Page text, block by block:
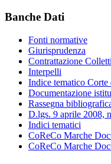
Banche Dati
Fonti normative
Giurisprudenza
Contrattazione
Interpelli
Indice tematico
Documentazione
Rassegna
D.lgs. 9 aprile 2008,
Indici tematici
CoReCo Marche
CoReCo Marche